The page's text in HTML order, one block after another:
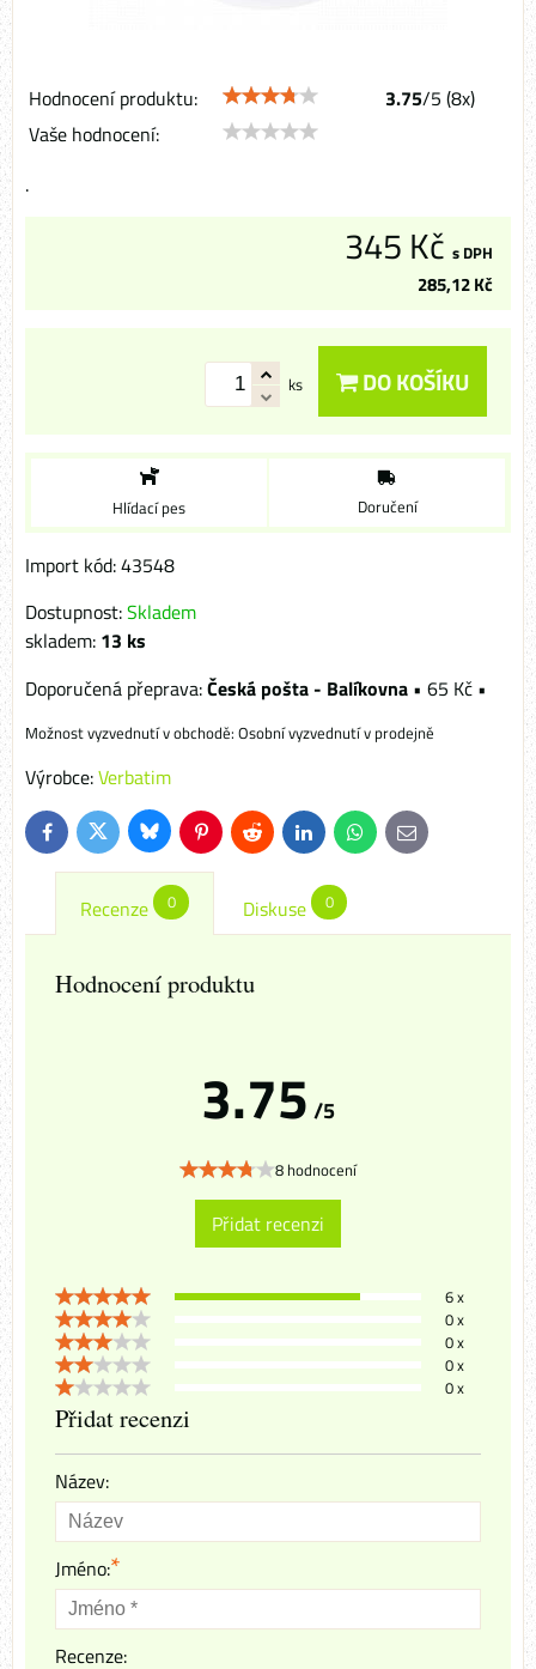
Hodnocení produktu: 3.75/5 (8x)
Vaše hodnocení:
.
345 Kč s DPH
285,12 Kč
ks DO KOŠÍKU
Hlídací pes Doručení
Import kód: 43548
Dostupnost:Skladem
skladem: 13 ks
Česká pošta - Balíkovna • 65 Kč •
Osobní vyzvednutí v prodejně
Výrobce:Verbatim
FacebookTwitterBlueskyPinterestReddit LinkedInWhatsApp
E-
mail
Recenze 0 Diskuse 0
Hodnocení produktu
3.75 /5
8 hodnocení
Přidat recenzi
6 x
0 x
0 x
0 x
0 x
Přidat recenzi
Název:
Jméno:*
Recenze: